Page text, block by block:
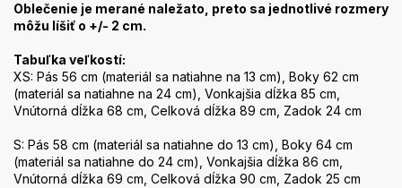
Oblečenie je merané naležato, preto sa jednotlivé rozmery
môžu líšiť o +/- 2 cm.
Tabuľka veľkostí:
XS: Pás 56 cm (materiál sa natiahne na 13 cm), Boky 62 cm
(materiál sa natiahne na 24 cm), Vonkajšia dĺžka 85 cm,
Vnútorná dĺžka 68 cm, Celková dĺžka 89 cm, Zadok 24 cm
S: Pás 58 cm (materiál sa natiahne do 13 cm), Boky 64 cm
(materiál sa natiahne do 24 cm), Vonkajšia dĺžka 86 cm,
Vnútorná dĺžka 69 cm, Celková dĺžka 90 cm, Zadok 25 cm